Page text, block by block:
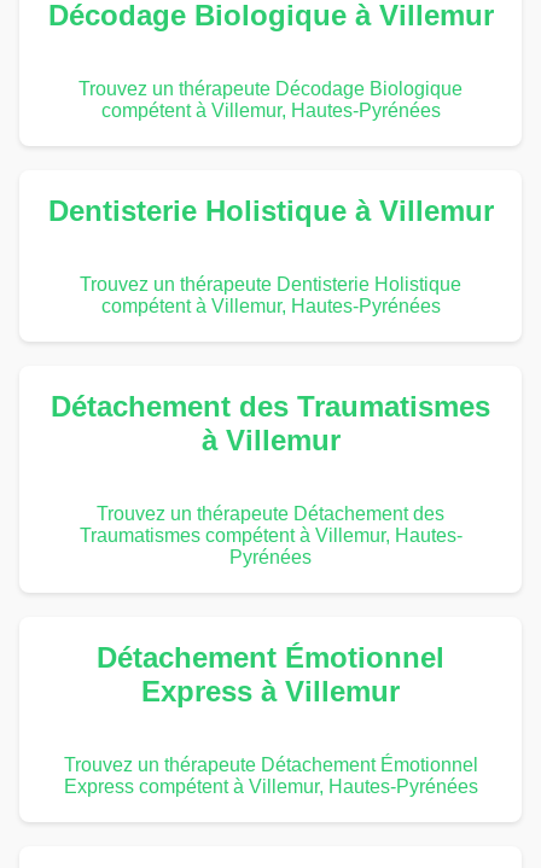
Décodage Biologique à Villemur
Trouvez un thérapeute Décodage Biologique
compétent à Villemur, Hautes-Pyrénées
Dentisterie Holistique à Villemur
Trouvez un thérapeute Dentisterie Holistique
compétent à Villemur, Hautes-Pyrénées
Détachement des Traumatismes
à Villemur
Trouvez un thérapeute Détachement des
Traumatismes compétent à Villemur, Hautes-
Pyrénées
Détachement Émotionnel
Express à Villemur
Trouvez un thérapeute Détachement Émotionnel
Express compétent à Villemur, Hautes-Pyrénées